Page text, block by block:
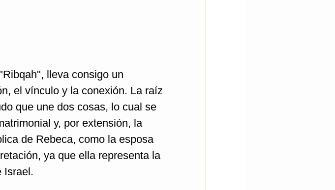
lleva consigo un
el vínculo y la conexión. La raíz
que une dos cosas, lo cual se
y, por extensión, la
de Rebeca, como la esposa
ya que ella representa la
Israel.